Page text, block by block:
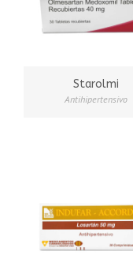
Starolmi
Antihipertensivo